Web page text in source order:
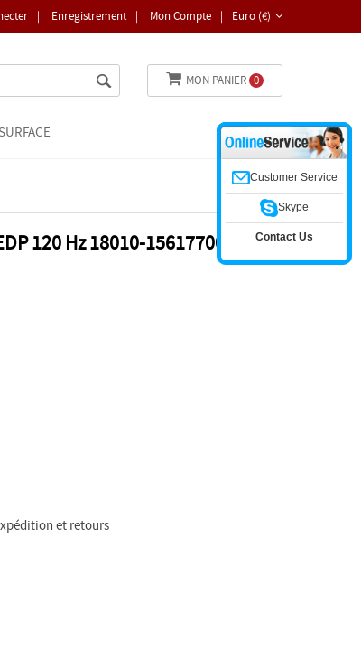
Euro (€)
| Enregistrement | Mon Compte |
MON PANIER 0
120 Hz 18010-15617700
et retours
Customer Service
Skype
Contact Us